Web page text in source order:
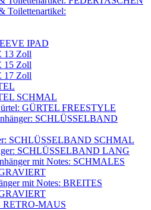
Toilettenartikel:
IPAD
13 Zoll
15 Zoll
17 Zoll
SCHMAL
GÜRTEL FREESTYLE
SCHLÜSSELBAND
SCHLÜSSELBAND SCHMAL
SCHLÜSSELBAND LANG
mit Notes: SCHMALES
mit Notes: BREITES
RETRO-MAUS